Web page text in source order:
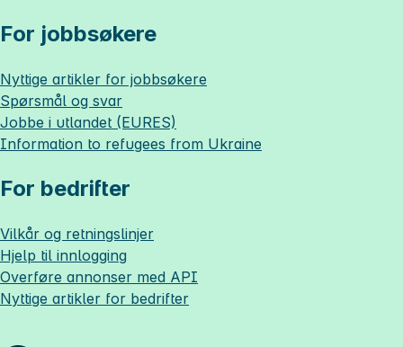
For jobbsøkere
Nyttige artikler for jobbsøkere
Spørsmål og svar
Jobbe i utlandet (EURES)
Information to refugees from Ukraine
For bedrifter
Vilkår og retningslinjer
Hjelp til innlogging
Overføre annonser med API
Nyttige artikler for bedrifter